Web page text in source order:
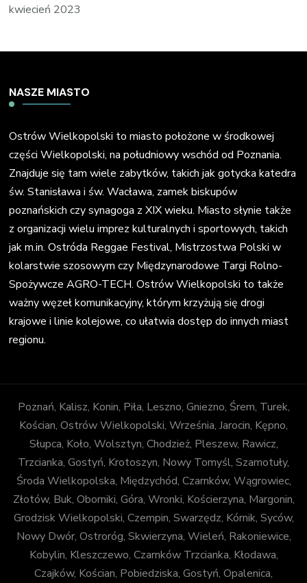
kwiecień 2023
NASZE MIASTO
Ostrów Wielkopolski to miasto położone w środkowej
części Wielkopolski, na południowy wschód od Poznania.
Znajduje się tam wiele zabytków, takich jak gotycka katedra
św. Stanisława i św. Wacława, zamek biskupów
poznańskich czy synagoga z XIX wieku. Miasto słynie także
z organizacji wielu imprez kulturalnych i sportowych, takich
jak m.in. Ostróda Reggae Festival, Mistrzostwa Polski w
kolarstwie szosowym czy Międzynarodowe Targi Rolno-
Spożywcze AGRO-TECH. Ostrów Wielkopolski to także
ważny węzeł komunikacyjny, którym krzyżują się drogi
krajowe i linie kolejowe, co ułatwia dostęp do innych miast
regionu.
Poznań, Kalisz, Konin, Piła, Leszno, Gniezno, Śrem, Turek,
Kościan, Ostrów Wielkopolski, Września, Jarocin, Kępno,
Słupca, Koło, Wolsztyn, Chodzież, Pleszew, Rawicz,
Trzcianka, Gostyń, Krotoszyn, Nowy Tomyśl, Szamotuły,
Środa Wielkopolska, Międzychód, Czarnków, Wągrowiec,
Złotów, Buk, Oborniki, Góra, Wronki, Kościerzyna, Margonin,
Grodzisk Wielkopolski, Czempin, Swarzędz, Kórnik, Syców,
Nowy Dwór, Ostroróg, Skwierzyna, Wieleń, Rakoniewice,
Kobylin, Kleszczewo, Czarnków Trzcianka, Kłodawa,
Czajków, Kościan, Pobiedziska, Gostyń, Opalenica,